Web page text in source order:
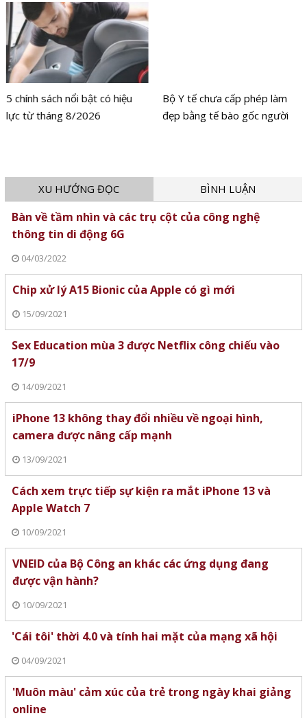
5 chính sách nổi bật có hiệu
lực từ tháng 8/2026
Bộ Y tế chưa cấp phép làm
đẹp bằng tế bào gốc người
XU HƯỚNG ĐỌC BÌNH LUẬN
Bàn về tầm nhìn và các trụ cột của công nghệ
thông tin di động 6G
04/03/2022
Chip xử lý A15 Bionic của Apple có gì mới
15/09/2021
Sex Education mùa 3 được Netflix công chiếu vào
17/9
14/09/2021
iPhone 13 không thay đổi nhiều về ngoại hình,
camera được nâng cấp mạnh
13/09/2021
Cách xem trực tiếp sự kiện ra mắt iPhone 13 và
Apple Watch 7
10/09/2021
VNEID của Bộ Công an khác các ứng dụng đang
được vận hành?
10/09/2021
'Cái tôi' thời 4.0 và tính hai mặt của mạng xã hội
04/09/2021
'Muôn màu' cảm xúc của trẻ trong ngày khai giảng
online